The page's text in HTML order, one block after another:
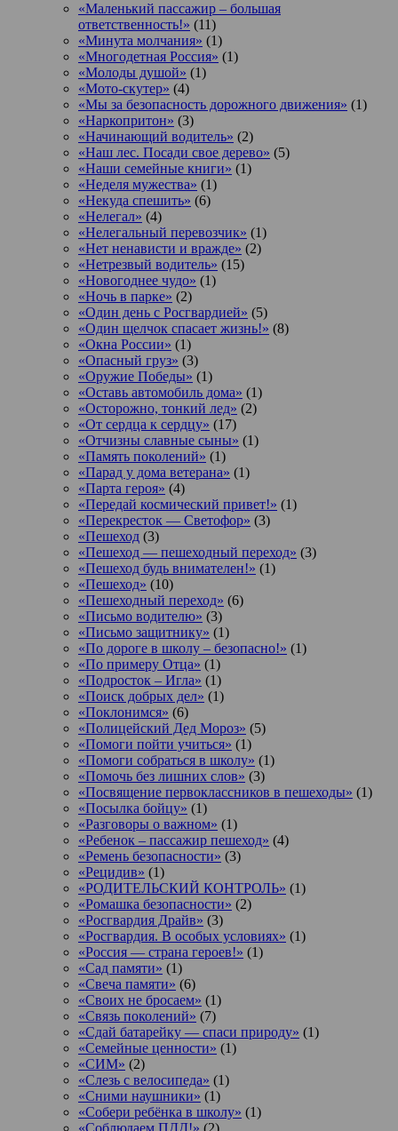
«Маленький пассажир – большая
ответственность!» (11)
«Минута молчания» (1)
«Многодетная Россия» (1)
«Молоды душой» (1)
«Мото-скутер» (4)
«Мы за безопасность дорожного движения» (1)
«Наркопритон» (3)
«Начинающий водитель» (2)
«Наш лес. Посади свое дерево» (5)
«Наши семейные книги» (1)
«Неделя мужества» (1)
«Некуда спешить» (6)
«Нелегал» (4)
«Нелегальный перевозчик» (1)
«Нет ненависти и вражде» (2)
«Нетрезвый водитель» (15)
«Новогоднее чудо» (1)
«Ночь в парке» (2)
«Один день с Росгвардией» (5)
«Один щелчок спасает жизнь!» (8)
«Окна России» (1)
«Опасный груз» (3)
«Оружие Победы» (1)
«Оставь автомобиль дома» (1)
«Осторожно, тонкий лед» (2)
«От сердца к сердцу» (17)
«Отчизны славные сыны» (1)
«Память поколений» (1)
«Парад у дома ветерана» (1)
«Парта героя» (4)
«Передай космический привет!» (1)
«Перекресток — Светофор» (3)
«Пешеход (3)
«Пешеход — пешеходный переход» (3)
«Пешеход будь внимателен!» (1)
«Пешеход» (10)
«Пешеходный переход» (6)
«Письмо водителю» (3)
«Письмо защитнику» (1)
«По дороге в школу – безопасно!» (1)
«По примеру Отца» (1)
«Подросток ‒ Игла» (1)
«Поиск добрых дел» (1)
«Поклонимся» (6)
«Полицейский Дед Мороз» (5)
«Помоги пойти учиться» (1)
«Помоги собраться в школу» (1)
«Помочь без лишних слов» (3)
«Посвящение первоклассников в пешеходы» (1)
«Посылка бойцу» (1)
«Разговоры о важном» (1)
«Ребенок – пассажир пешеход» (4)
«Ремень безопасности» (3)
«Рецидив» (1)
«РОДИТЕЛЬСКИЙ КОНТРОЛЬ» (1)
«Ромашка безопасности» (2)
«Росгвардия Драйв» (3)
«Росгвардия. В особых условиях» (1)
«Россия — страна героев!» (1)
«Сад памяти» (1)
«Свеча памяти» (6)
«Своих не бросаем» (1)
«Связь поколений» (7)
«Сдай батарейку — спаси природу» (1)
«Семейные ценности» (1)
«СИМ» (2)
«Слезь с велосипеда» (1)
«Сними наушники» (1)
«Собери ребёнка в школу» (1)
«Соблюдаем ПДД!» (2)